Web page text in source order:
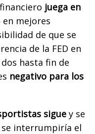
juega en
en mejores
de que se
de la FED en
hasta fin de
negativo para los
sigue y se
interrumpiría el